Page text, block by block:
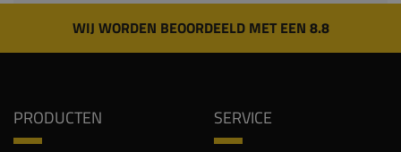
WIJ WORDEN BEOORDEELD MET EEN 8.8
PRODUCTEN SERVICE